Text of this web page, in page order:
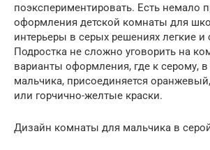
поэкспериментировать. Есть немало
оформления детской комнаты для
интерьеры в серых решениях легкие и
Подростка не сложно уговорить на
варианты оформления, где к серому,
мальчика, присоединяется
или горчично-желтые краски.
Дизайн комнаты для мальчика в